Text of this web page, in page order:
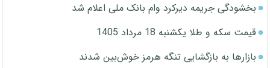
بخشودگی جریمه دیرکرد وام بانک ملی اعلام شد
قیمت سکه و طلا یکشنبه 18 مرداد 1405
بازارها به بازگشایی تنگه هرمز خوش‌بین شدند